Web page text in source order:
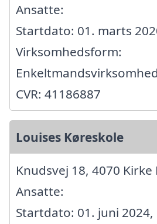
Ansatte:
Startdato: 01. marts
Virksomhedsform:
Enkeltmandsvirksomhed
CVR: 41186887
Louises Køreskole
Knudsvej 18, 4070 Kirke
Ansatte:
Startdato: 01. juni 2024,